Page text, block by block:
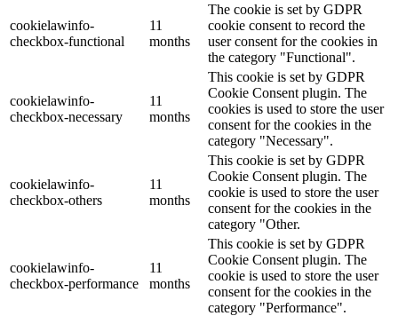
cookielawinfo-
checkbox-functional
11
months
The cookie is set by GDPR
cookie consent to record the
user consent for the cookies in
the category "Functional".
cookielawinfo-
checkbox-necessary
11
months
This cookie is set by GDPR
Cookie Consent plugin. The
cookies is used to store the user
consent for the cookies in the
category "Necessary".
cookielawinfo-
checkbox-others
11
months
This cookie is set by GDPR
Cookie Consent plugin. The
cookie is used to store the user
consent for the cookies in the
category "Other.
cookielawinfo-
checkbox-performance
11
months
This cookie is set by GDPR
Cookie Consent plugin. The
cookie is used to store the user
consent for the cookies in the
category "Performance".